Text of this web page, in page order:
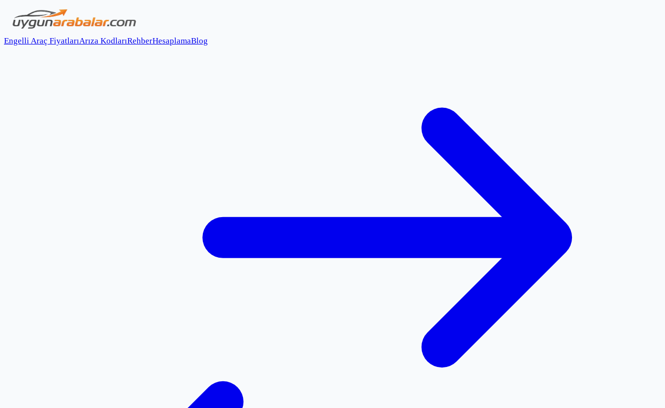
Engelli Araç FiyatlarıArıza KodlarıRehberHesaplamaBlog